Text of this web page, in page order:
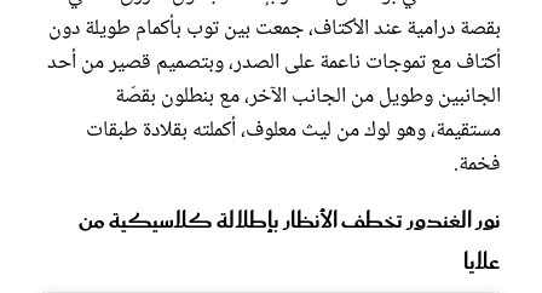
بقصة درامية عند الأكتاف، جمعت بين توب بأكمام طويلة دون
أكتاف مع تموجات ناعمة على الصدر، وبتصميم قصير من أحد
الجانبين وطويل من الجانب الآخر، مع بنطلون بقصّة
مستقيمة، وهو لوك من ليث معلوف، أكملته بقلادة طبقات
فخمة.
نور الغندور تخطف الأنظار بإطلالة كلاسيكية من
علايا